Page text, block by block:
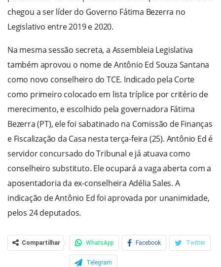
chegou a ser líder do Governo Fátima Bezerra no
Legislativo entre 2019 e 2020.
Na mesma sessão secreta, a Assembleia Legislativa
também aprovou o nome de Antônio Ed Souza Santana
como novo conselheiro do TCE. Indicado pela Corte
como primeiro colocado em lista tríplice por critério de
merecimento, e escolhido pela governadora Fátima
Bezerra (PT), ele foi sabatinado na Comissão de Finanças
e Fiscalização da Casa nesta terça-feira (25). Antônio Ed é
servidor concursado do Tribunal e já atuava como
conselheiro substituto. Ele ocupará a vaga aberta com a
aposentadoria da ex-conselheira Adélia Sales. A
indicação de Antônio Ed foi aprovada por unanimidade,
pelos 24 deputados.
Compartilhar WhatsApp Facebook Twitter
Telegram